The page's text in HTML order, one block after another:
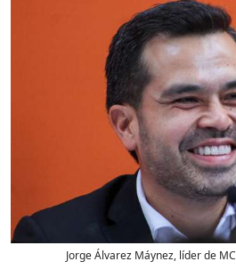
Jorge Álvarez Máynez, líder de MC